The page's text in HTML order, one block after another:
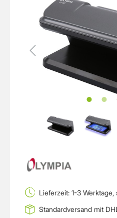
Lieferzeit: 1-3
Standardversand mit